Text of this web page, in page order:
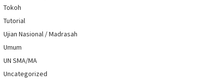
Tokoh
Tutorial
Ujian Nasional / Madrasah
Umum
UN SMA/MA
Uncategorized